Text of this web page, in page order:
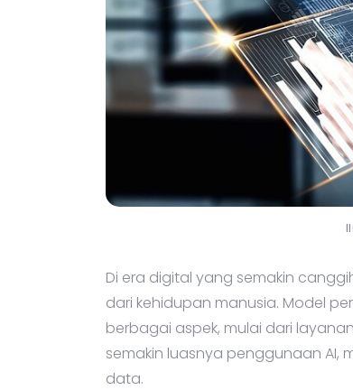
Di era digital yang semakin
dari kehidupan manusia. Model
berbagai aspek, mulai dari
semakin luasnya penggunaan AI,
data.